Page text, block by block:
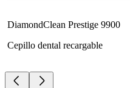
DiamondClean Prestige 9900
Cepillo dental recargable